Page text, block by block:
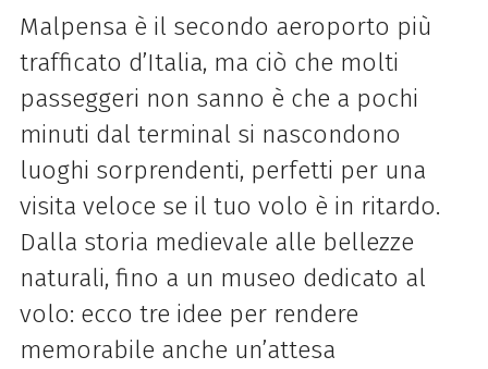
Malpensa è il secondo aeroporto più
trafficato d’Italia, ma ciò che molti
passeggeri non sanno è che a pochi
minuti dal terminal si nascondono
luoghi sorprendenti, perfetti per una
visita veloce se il tuo volo è in ritardo.
Dalla storia medievale alle bellezze
naturali, fino a un museo dedicato al
volo: ecco tre idee per rendere
memorabile anche un’attesa